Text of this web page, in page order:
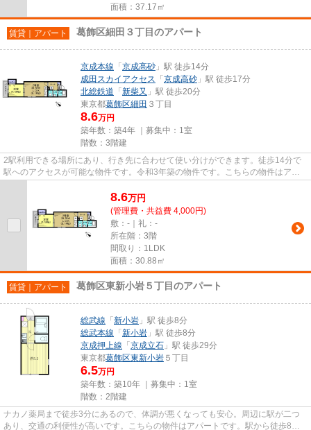
面積：37.17㎡
賃貸｜アパート 葛飾区細田３丁目のアパート
京成本線 「 京成高砂 」駅 徒歩14分
成田スカイアクセス 「 京成高砂 」駅 徒歩17分
北総鉄道 「 新柴又 」駅 徒歩20分
東京都葛飾区細田 ３丁目
8.6万円
築年数：築4年 ｜募集中： 1室
階数：3階建
2駅利用できる場所にあり、行き先に合わせて使い分けができます。徒歩14分で
駅へのアクセスが可能な物件です。令和3年築の物件です。こちらの物件はアパ
8.6万円
(管理費・共益費 4,000円)
敷：-｜礼：-
所在階：3階
間取り：1LDK
面積：30.88㎡
賃貸｜アパート 葛飾区東新小岩５丁目のアパート
総武線 「 新小岩 」駅 徒歩8分
総武本線 「 新小岩 」駅 徒歩8分
京成押上線 「 京成立石 」駅 徒歩29分
東京都葛飾区東新小岩 ５丁目
6.5万円
築年数：築10年 ｜募集中： 1室
階数：2階建
ナカノ薬局まで徒歩3分にあるので、体調が悪くなっても安心。周辺に駅が二つ
あり、交通の利便性が高いです。こちらの物件はアパートです。駅から徒歩8分